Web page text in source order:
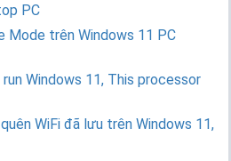
PC
Mode trên Windows 11 PC
run Windows 11, This processor
WiFi đã lưu trên Windows 11,